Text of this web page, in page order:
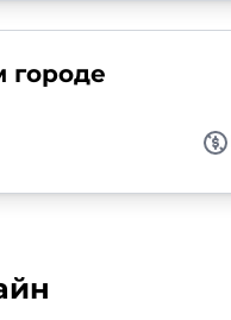
городе